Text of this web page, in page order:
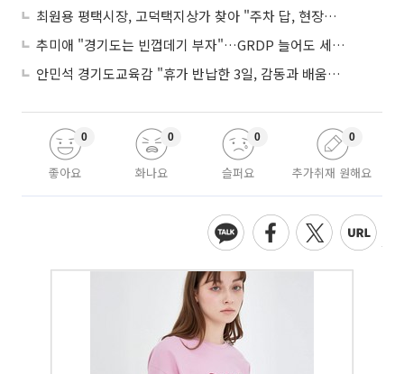
최원용 평택시장, 고덕택지상가 찾아 "주차 답, 현장에 있다"
추미애 "경기도는 빈껍데기 부자"…GRDP 늘어도 세입은 그대로
안민석 경기도교육감 "휴가 반납한 3일, 감동과 배움이었다"
좋아요
0
화나요
0
슬퍼요
0
추가취재 원해요
0